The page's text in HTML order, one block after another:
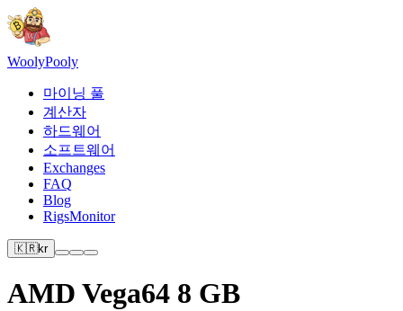
WoolyPooly
마이닝 풀
계산자
하드웨어
소프트웨어
Exchanges
FAQ
Blog
RigsMonitor
🇰🇷kr
AMD Vega64 8 GB